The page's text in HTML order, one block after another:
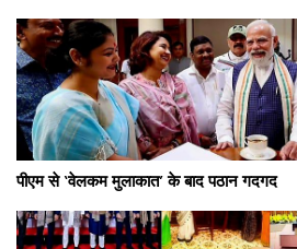
पीएम से ‘वेलकम मुलाकात’ के बाद पठान गदगद